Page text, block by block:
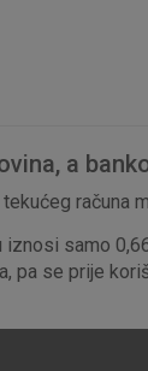
a
računa
iznosi samo
pa se prije